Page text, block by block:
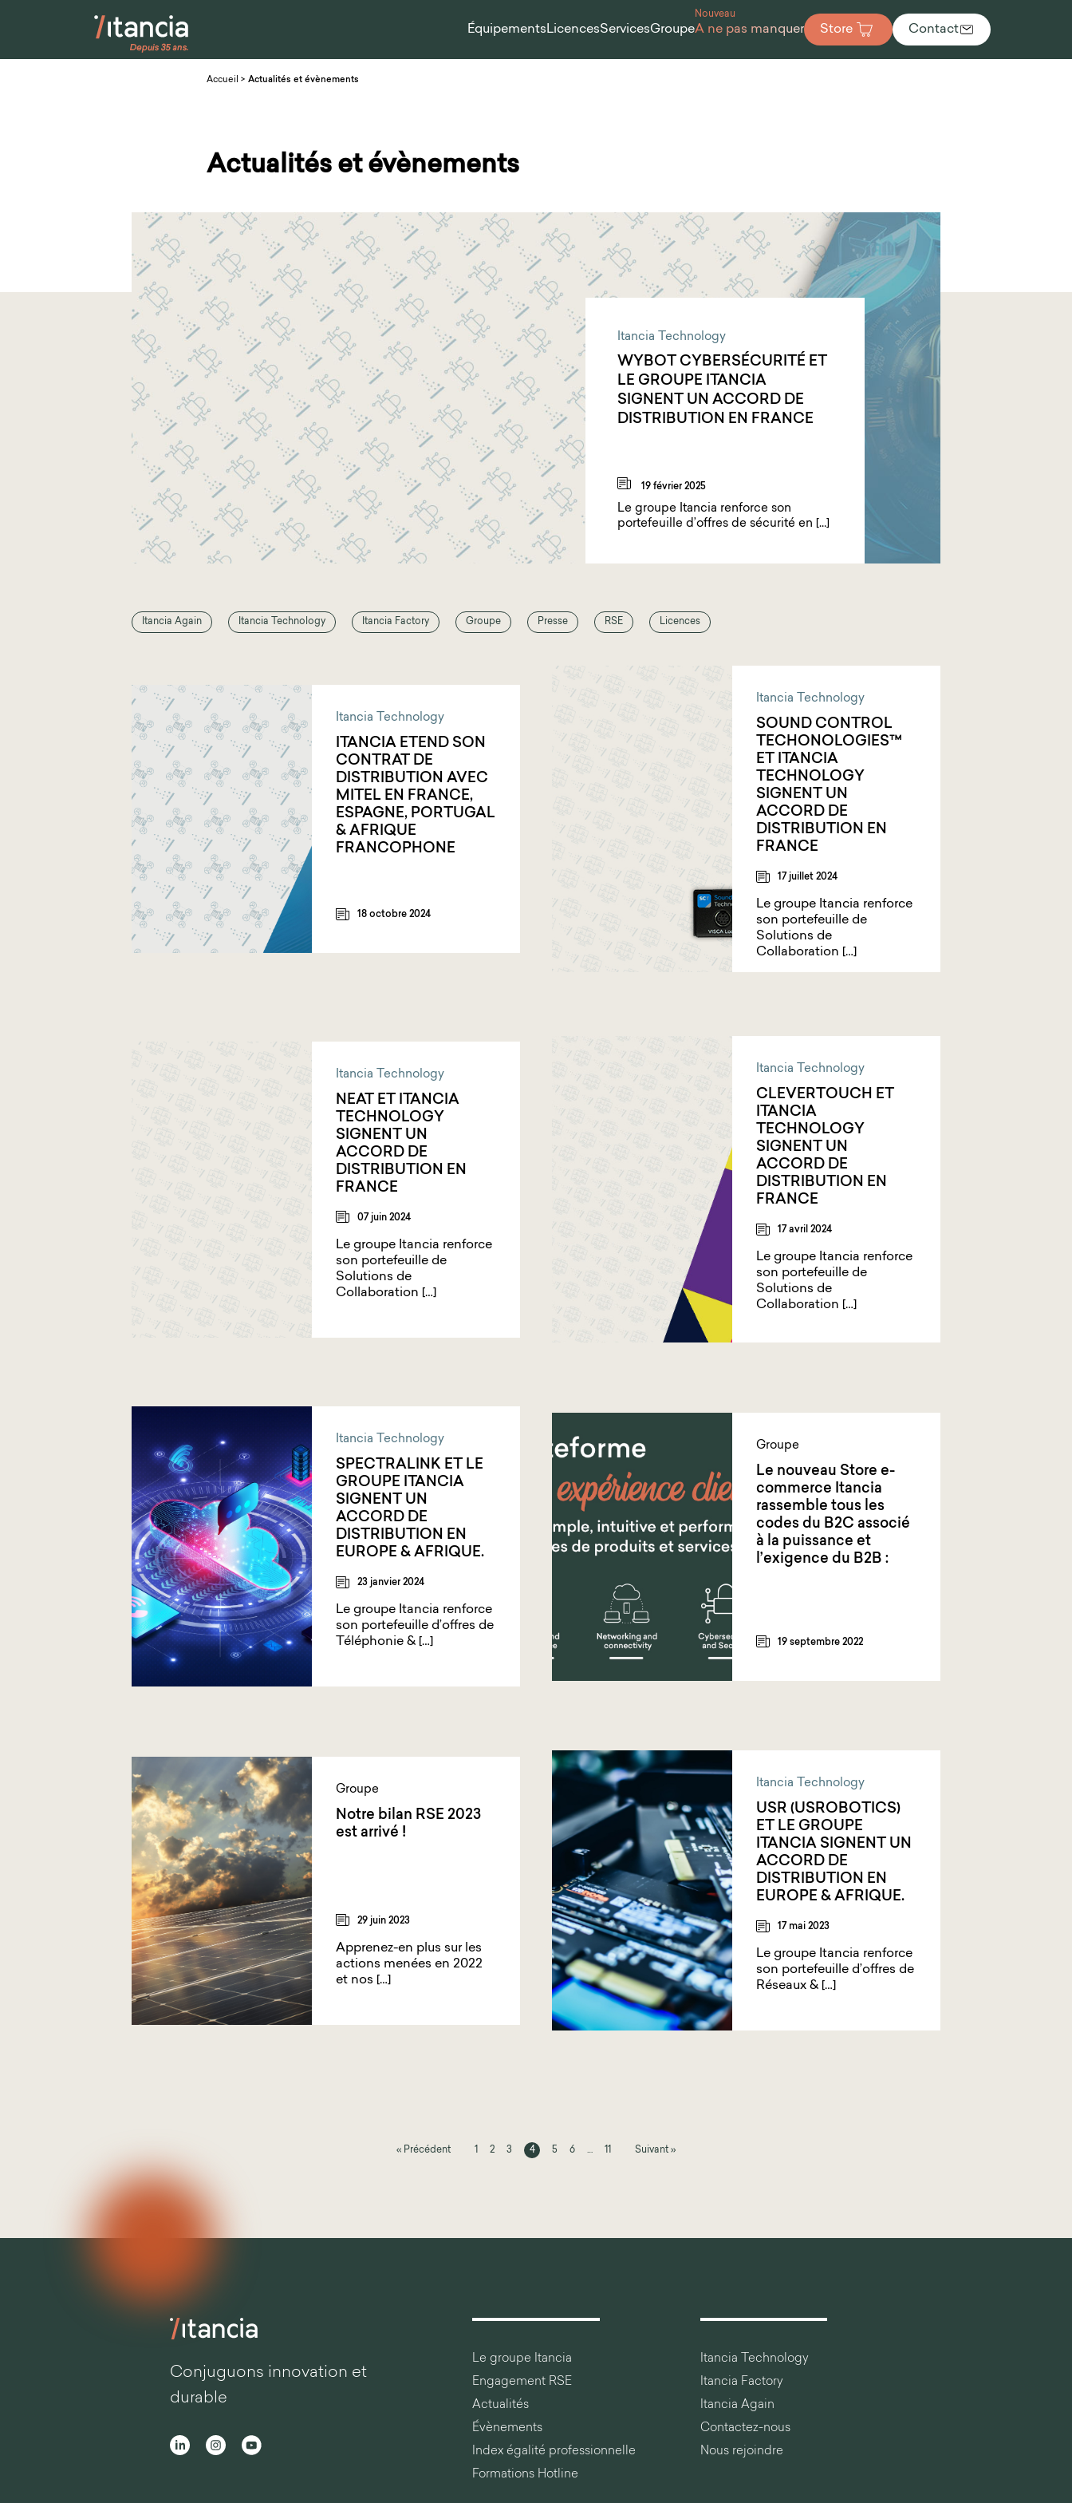
Équipements LicencesServicesGroupe
Nouveau
À ne pas manquer Store Contact
Accueil > Actualités et évènements
Actualités et évènements
Itancia Technology
WYBOT CYBERSÉCURITÉ ET
LE GROUPE ITANCIA
SIGNENT UN ACCORD DE
DISTRIBUTION EN FRANCE
19 février 2025
Le groupe Itancia renforce son
portefeuille d’offres de sécurité en […]
Itancia Again Itancia Technology Itancia Factory Groupe Presse RSE Licences
Itancia Technology
ITANCIA ETEND SON
CONTRAT DE
DISTRIBUTION AVEC
MITEL EN FRANCE,
ESPAGNE, PORTUGAL
& AFRIQUE
FRANCOPHONE
18 octobre 2024
Itancia Technology
SOUND CONTROL
TECHONOLOGIES™️
ET ITANCIA
TECHNOLOGY
SIGNENT UN
ACCORD DE
DISTRIBUTION EN
FRANCE
17 juillet 2024
Le groupe Itancia renforce
son portefeuille de
Solutions de
Collaboration […]
Itancia Technology
NEAT ET ITANCIA
TECHNOLOGY
SIGNENT UN
ACCORD DE
DISTRIBUTION EN
FRANCE
07 juin 2024
Le groupe Itancia renforce
son portefeuille de
Solutions de
Collaboration […]
Itancia Technology
CLEVERTOUCH ET
ITANCIA
TECHNOLOGY
SIGNENT UN
ACCORD DE
DISTRIBUTION EN
FRANCE
17 avril 2024
Le groupe Itancia renforce
son portefeuille de
Solutions de
Collaboration […]
Itancia Technology
SPECTRALINK ET LE
GROUPE ITANCIA
SIGNENT UN
ACCORD DE
DISTRIBUTION EN
EUROPE & AFRIQUE.
23 janvier 2024
Le groupe Itancia renforce
son portefeuille d’offres de
Téléphonie & […]
Groupe
Le nouveau Store e-
commerce Itancia
rassemble tous les
codes du B2C associé
à la puissance et
l’exigence du B2B :
19 septembre 2022
Groupe
Notre bilan RSE 2023
est arrivé !
29 juin 2023
Apprenez-en plus sur les
actions menées en 2022
et nos […]
Itancia Technology
USR (USROBOTICS)
ET LE GROUPE
ITANCIA SIGNENT UN
ACCORD DE
DISTRIBUTION EN
EUROPE & AFRIQUE.
17 mai 2023
Le groupe Itancia renforce
son portefeuille d’offres de
Réseaux & […]
« Précédent 1 2 3 4 5 6 … 11 Suivant »
Conjuguons innovation et
durable
Le groupe Itancia
Engagement RSE
Actualités
Évènements
Index égalité professionnelle
Formations Hotline
Itancia Technology
Itancia Factory
Itancia Again
Contactez-nous
Nous rejoindre